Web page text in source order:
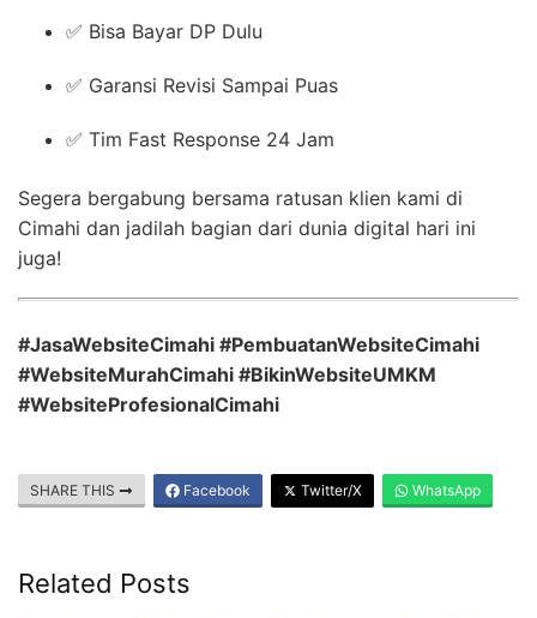
✅ Bisa Bayar DP Dulu
✅ Garansi Revisi Sampai Puas
✅ Tim Fast Response 24 Jam
Segera bergabung bersama ratusan klien kami di
Cimahi dan jadilah bagian dari dunia digital hari ini
juga!
#JasaWebsiteCimahi #PembuatanWebsiteCimahi
#WebsiteMurahCimahi #BikinWebsiteUMKM
#WebsiteProfesionalCimahi
SHARE THIS Facebook Twitter/X WhatsApp
Related Posts